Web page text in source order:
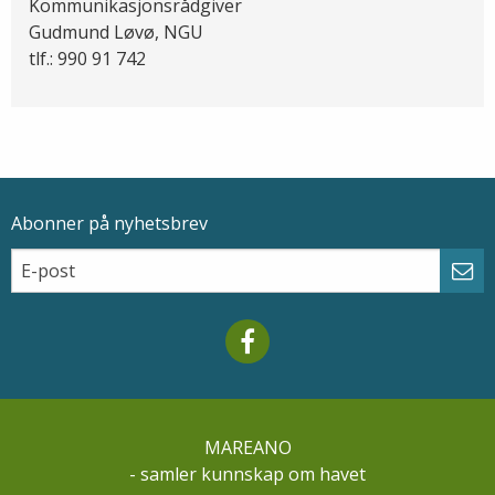
Kommunikasjonsrådgiver
Gudmund Løvø, NGU
tlf.: 990 91 742
Epostadresse
Abonner på nyhetsbrev
Email
Mareano facebook
MAREANO
- samler kunnskap om havet